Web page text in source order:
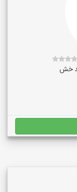
خش